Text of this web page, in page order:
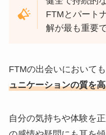
FTMとパート
解が最も重要
FTMの出会いにおいて
ュニケーションの質を
自分の気持ちや体験を